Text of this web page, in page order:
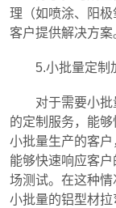
理（如喷涂、阳
客户提供解决方案
5.小批量定制
对于需要小
的定制服务，能
小批量生产的客户
能够快速响应客
场测试。在这种
小批量的铝型材